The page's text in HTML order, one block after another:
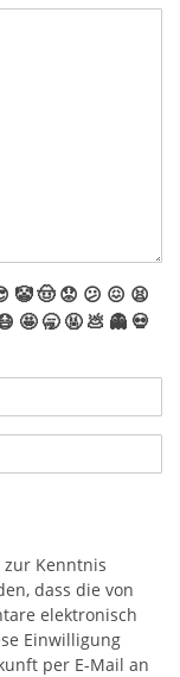
🤡🤠 😟 😕 😖 😫
🤩 🥱 🤬 💩 👻 💀
zur Kenntnis
dass die von
elektronisch
Einwilligung
per E-Mail an